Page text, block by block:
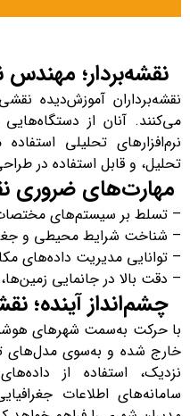
نقشه‌بردار؛ مهندس
نقشه‌برداران آموزش‌دیده
نرم‌افزارهای تحلیلی
تحلیل، و قابل استفاده در
مهارت‌های ضروری
– تسلط بر سیستم‌های
– شناخت شرایط محیطی و
– توانایی مدیریت داده‌های
– دقت بالا در جانمایی
چشم‌انداز آینده؛
با حرکت به‌سمت شهرهای
خارج شده و به‌سوی مدل‌های
نزدیک، استفاده از
سامانه‌های اطلاعات